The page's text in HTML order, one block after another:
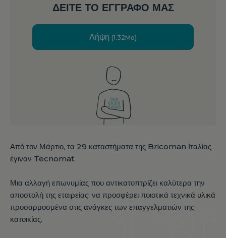
ΔΕΊΤΕ ΤΟ ΈΓΓΡΑΦΌ ΜΑΣ
Λήψη (1.32Mo)
Από τον Μάρτιο, τα 29 καταστήματα της Bricoman Ιταλίας
έγιναν Tecnomat.
Μια αλλαγή επωνυμίας που αντικατοπτρίζει καλύτερα την
αποστολή της εταιρείας: να προσφέρει ποιοτικά τεχνικά υλικά
προσαρμοσμένα στις ανάγκες των επαγγελματιών της
κατοικίας.